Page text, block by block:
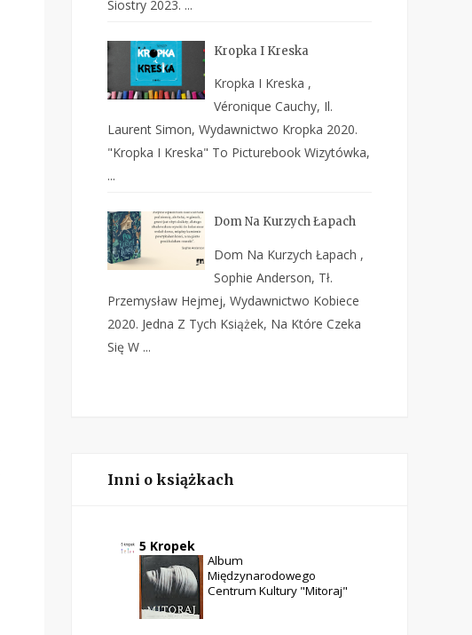
Siostry 2023. ...
Kropka I Kreska
Kropka I Kreska ,
Véronique Cauchy, Il.
Laurent Simon, Wydawnictwo Kropka 2020.
"Kropka I Kreska" To Picturebook Wizytówka,
...
Dom Na Kurzych Łapach
Dom Na Kurzych Łapach ,
Sophie Anderson, Tł.
Przemysław Hejmej, Wydawnictwo Kobiece
2020. Jedna Z Tych Książek, Na Które Czeka
Się W ...
Inni o książkach
5 Kropek
Album
Międzynarodowego
Centrum Kultury "Mitoraj"